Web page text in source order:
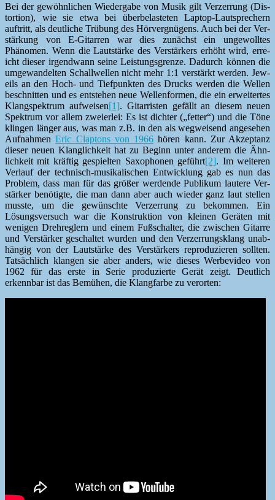
Bei der gewöhn­lichen Wieder­gabe von Musik gilt Verz­er­rung (Dis­
tor­tion), wie sie etwa bei über­be­lasteten Lap­top-Laut­sprech­ern
auftritt, als deut­liche Trübung des Hörvergnü­gens. Auch bei der Ver­
stärkung von E‑Gitarren war dies zunächst ein unge­wolltes
Phänomen. Wenn die Laut­stärke des Ver­stärk­ers erhöht wird, erre­
icht dieser irgend­wann seine Leis­tungs­gren­ze. Dadurch kön­nen die
umge­wan­del­ten Schall­wellen nicht mehr 1:1 ver­stärkt wer­den. Jew­
eils an den Hoch- und Tief­punk­ten des Drucks wer­den die Wellen
beschnit­ten und es entste­hen neue Wellen­for­men, die ein erweit­ertes
Klangspek­trum aufweisen[1]. Gitar­ris­ten gefällt an diesem neuen
Spek­trum vor allem zweier­lei: Es ist dichter („fet­ter“) und die Töne
klin­gen länger aus, was man z.B. in den als weg­weisend ange­se­hen
Auf­nah­menEric Clap­tons von 1966 hören kann. Zur Akzep­tanz
dieser neuen Klan­glichkeit hat zu Beginn unter anderem die Ähn­
lichkeit mit kräftig gespiel­ten Sax­o­pho­nen geführt[2]. Im weit­eren
Ver­lauf der tech­nisch-musikalis­chen Entwick­lung gab es nun das
Prob­lem, dass man für das größer wer­dende Pub­likum lautere Ver­
stärk­er benötigte, die man dann aber auch wieder ganz laut stellen
musste, um die gewün­schte Verz­er­rung zu bekom­men. Ein
Lösungsver­such war die Kon­struk­tion von kleinen Geräten mit
weni­gen Drehre­glern und einem Fußschal­ter, die zwis­chen Gitarre
und Ver­stärk­er geschal­tet wur­den und den Verz­er­rungsklang unab­
hängig von der Laut­stärke des Ver­stärk­ers repro­duzieren soll­ten.
Tat­säch­lich klan­gen sie aber anders, wie dieses Wer­be­v­ideo von
1962 für das erste in Serie pro­duzierte Gerät zeigt. Deut­lich
erkennbar ist das Bemühen, die Klang­farbe zu verorten: